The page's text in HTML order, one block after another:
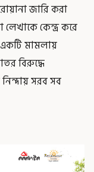
জারি করা
লেখাকে কেন্দ্র করে
একটি মামলায়
বিরুদ্ধে
নিন্দায় সরব সব